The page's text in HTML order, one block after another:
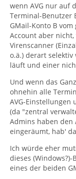
wenn AVG nur auf
Terminal-Benutzer
GMail-Konto B
Account aber
Virenscanner
o.ä.) derart
läuft und einer
Und wenn das
ohnehin alle
AVG-
(da "zentral
Admins haben den
eingeräumt, hab'
Ich würde eher
dieses
eines der beiden